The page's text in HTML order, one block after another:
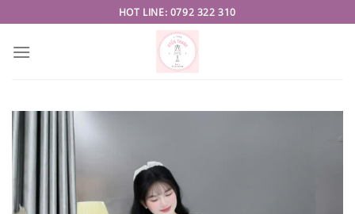
to
content
HOT LINE: 0792 322 310